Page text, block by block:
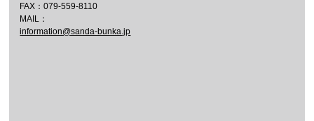
FAX：079-559-8110
MAIL：
information@sanda-bunka.jp